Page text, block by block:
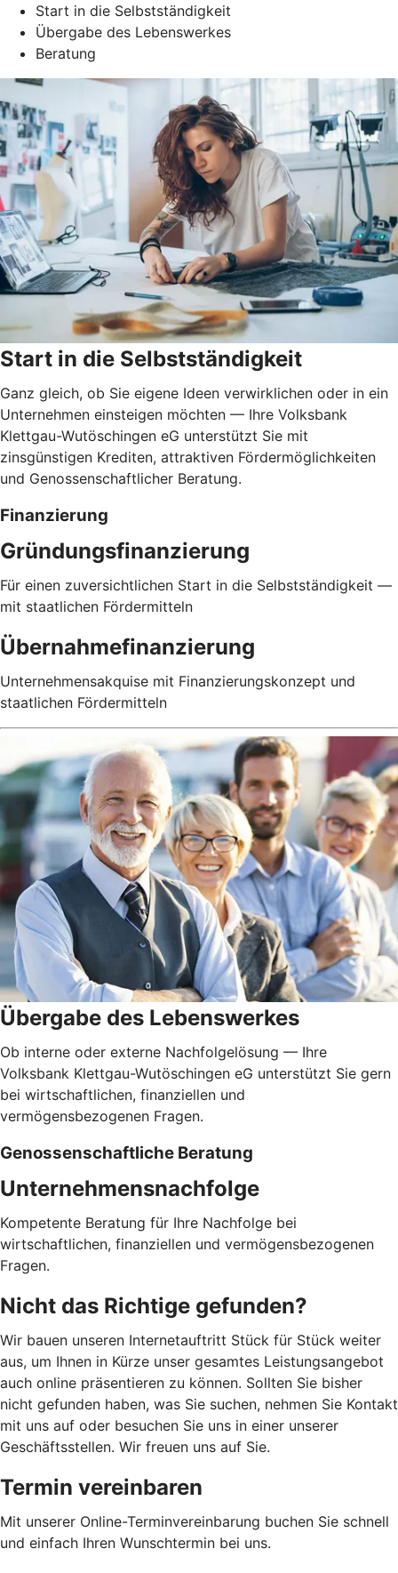
Start in die Selbstständigkeit
Übergabe des Lebenswerkes
Beratung
Start in die Selbstständigkeit
Ganz gleich, ob Sie eigene Ideen verwirklichen oder in ein
Unternehmen einsteigen möchten — Ihre Volksbank
Klettgau-Wutöschingen eG unterstützt Sie mit
zinsgünstigen Krediten, attraktiven Fördermöglichkeiten
und Genossenschaftlicher Beratung.
Finanzierung
Gründungsfinanzierung
Für einen zuversichtlichen Start in die Selbstständigkeit —
mit staatlichen Fördermitteln
Übernahmefinanzierung
Unternehmensakquise mit Finanzierungskonzept und
staatlichen Fördermitteln
Übergabe des Lebenswerkes
Ob interne oder externe Nachfolgelösung — Ihre
Volksbank Klettgau-Wutöschingen eG unterstützt Sie gern
bei wirtschaftlichen, finanziellen und
vermögensbezogenen Fragen.
Genossenschaftliche Beratung
Unternehmensnachfolge
Kompetente Beratung für Ihre Nachfolge bei
wirtschaftlichen, finanziellen und vermögensbezogenen
Fragen.
Nicht das Richtige gefunden?
Wir bauen unseren Internetauftritt Stück für Stück weiter
aus, um Ihnen in Kürze unser gesamtes Leistungsangebot
auch online präsentieren zu können. Sollten Sie bisher
nicht gefunden haben, was Sie suchen, nehmen Sie Kontakt
mit uns auf oder besuchen Sie uns in einer unserer
Geschäftsstellen. Wir freuen uns auf Sie.
Termin vereinbaren
Mit unserer Online-Terminvereinbarung buchen Sie schnell
und einfach Ihren Wunschtermin bei uns.